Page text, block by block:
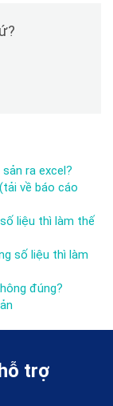
ra excel?
về báo cáo
liệu thì làm thế
số liệu thì làm
đúng?
trợ